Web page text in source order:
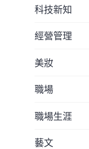
科技新知
經營管理
美妝
職場
職場生涯
藝文